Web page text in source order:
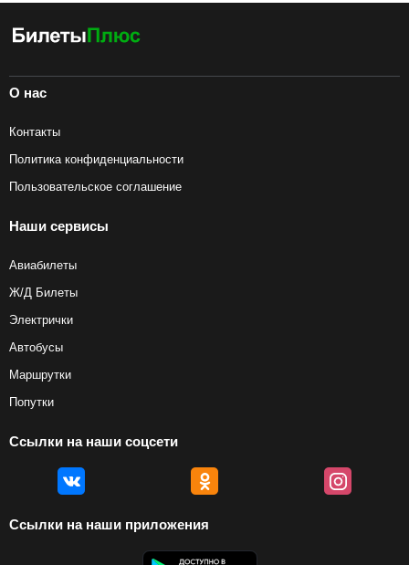
О нас
Контакты
Политика конфиденциальности
Пользовательское соглашение
Наши сервисы
Авиабилеты
Ж/Д Билеты
Электрички
Автобусы
Маршрутки
Попутки
Ссылки на наши соцсети
Ссылки на наши приложения